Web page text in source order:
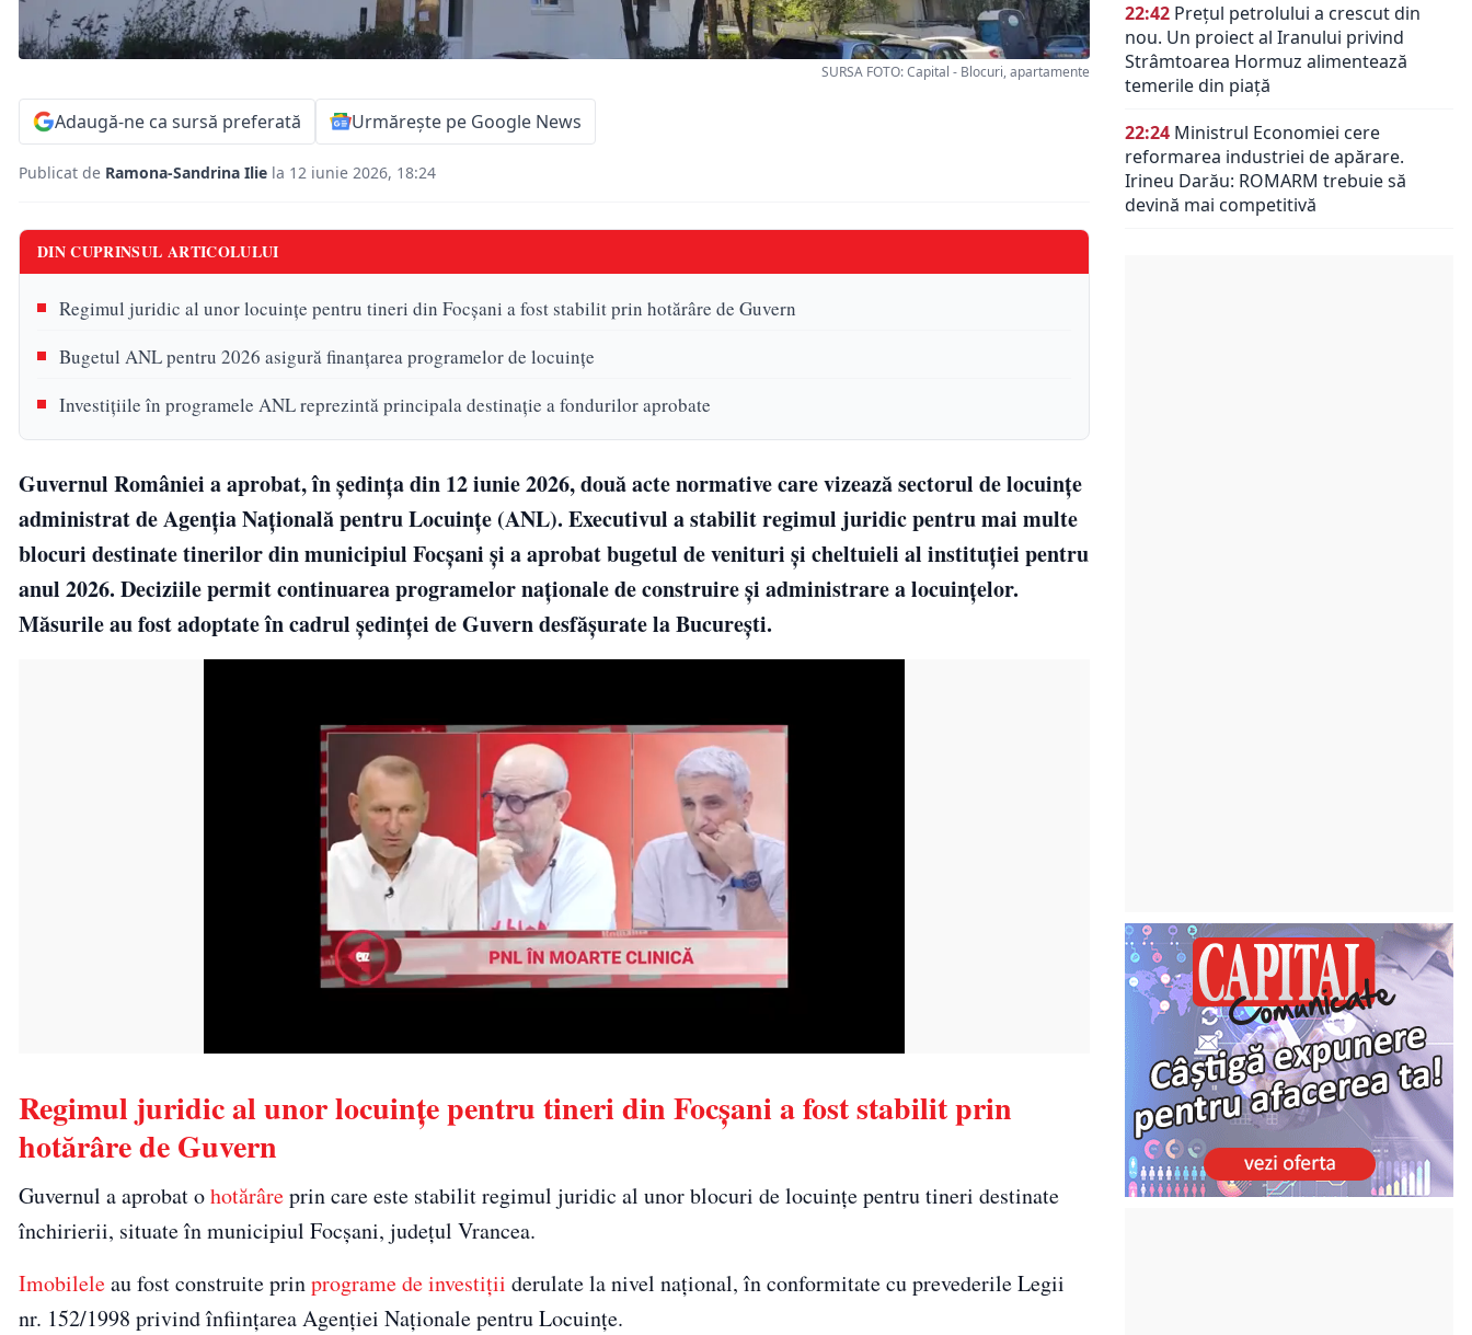
SURSA FOTO: Capital - Blocuri, apartamente
Adaugă-ne ca sursă preferată Urmărește pe Google News
Publicat de Ramona-Sandrina Ilie la 12 iunie 2026, 18:24
DIN CUPRINSUL ARTICOLULUI
Regimul juridic al unor locuințe pentru tineri din Focșani a fost stabilit prin hotărâre de Guvern
Bugetul ANL pentru 2026 asigură finanțarea programelor de locuințe
Investițiile în programele ANL reprezintă principala destinație a fondurilor aprobate
Guvernul României a aprobat, în ședința din 12 iunie 2026, două acte normative care vizează sectorul de locuințe
administrat de Agenția Națională pentru Locuințe (ANL). Executivul a stabilit regimul juridic pentru mai multe
blocuri destinate tinerilor din municipiul Focșani și a aprobat bugetul de venituri și cheltuieli al instituției pentru
anul 2026. Deciziile permit continuarea programelor naționale de construire și administrare a locuințelor.
Măsurile au fost adoptate în cadrul ședinței de Guvern desfășurate la București.
Regimul juridic al unor locuințe pentru tineri din Focșani a fost stabilit prin
hotărâre de Guvern
Guvernul a aprobat ohotărâreprin care este stabilit regimul juridic al unor blocuri de locuințe pentru tineri destinate
închirierii, situate în municipiul Focșani, județul Vrancea.
Imobileleau fost construite prinprograme de investiții derulate la nivel național, în conformitate cu prevederile Legii
nr. 152/1998 privind înființarea Agenției Naționale pentru Locuințe.
22:42 Prețul petrolului a crescut din
nou. Un proiect al Iranului privind
Strâmtoarea Hormuz alimentează
temerile din piață
22:24 Ministrul Economiei cere
reformarea industriei de apărare.
Irineu Darău: ROMARM trebuie să
devină mai competitivă